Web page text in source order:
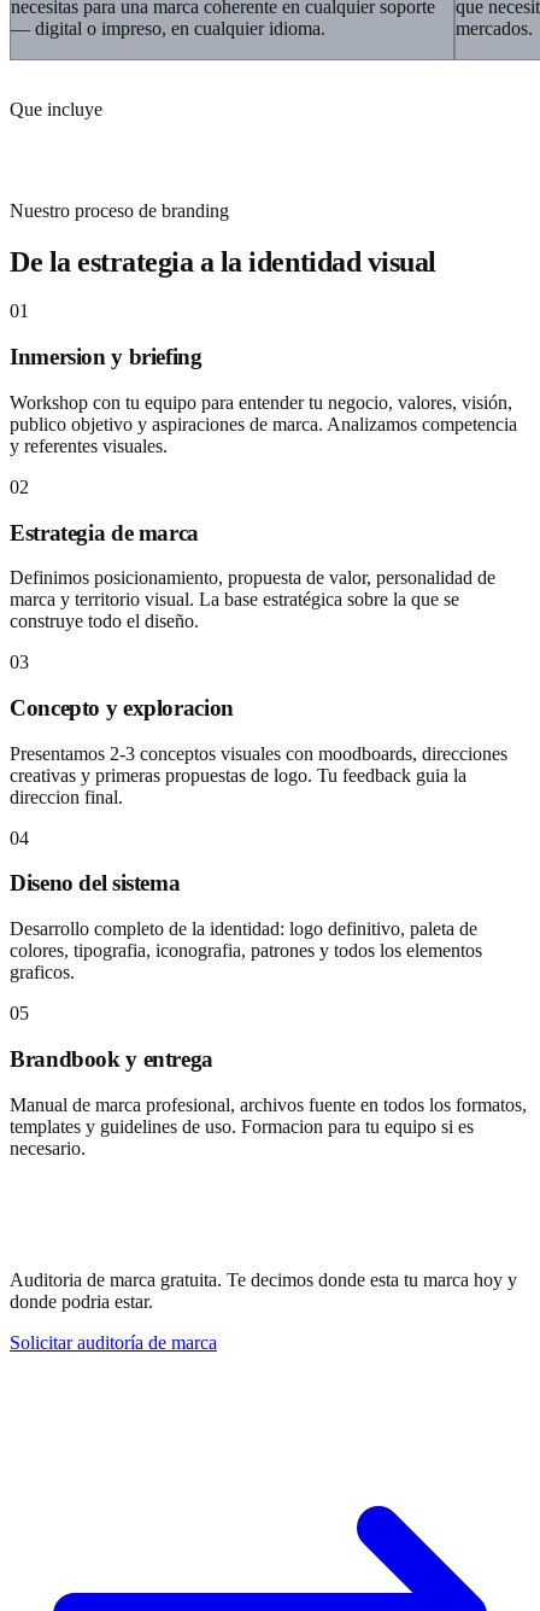
necesitas para una marca coherente en cualquier soporte
— digital o impreso, en cualquier idioma.
que
mercados.
Que incluye
Nuestro proceso de branding
De la estrategia a la identidad visual
01
Inmersion y briefing
Workshop con tu equipo para entender tu negocio, valores, visión,
publico objetivo y aspiraciones de marca. Analizamos competencia
y referentes visuales.
02
Estrategia de marca
Definimos posicionamiento, propuesta de valor, personalidad de
marca y territorio visual. La base estratégica sobre la que se
construye todo el diseño.
03
Concepto y exploracion
Presentamos 2-3 conceptos visuales con moodboards, direcciones
creativas y primeras propuestas de logo. Tu feedback guia la
direccion final.
04
Diseno del sistema
Desarrollo completo de la identidad: logo definitivo, paleta de
colores, tipografia, iconografia, patrones y todos los elementos
graficos.
05
Brandbook y entrega
Manual de marca profesional, archivos fuente en todos los formatos,
templates y guidelines de uso. Formacion para tu equipo si es
necesario.
Auditoria de marca gratuita. Te decimos donde esta tu marca hoy y
donde podria estar.
Solicitar auditoría de marca